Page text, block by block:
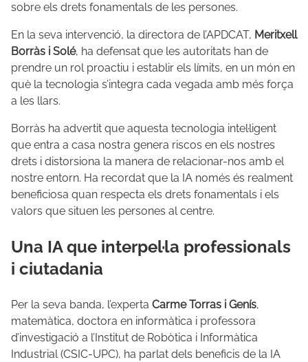
sobre els drets fonamentals de les persones.
En la seva intervenció, la directora de l’APDCAT, Meritxell
Borràs i Solé, ha defensat que les autoritats han de
prendre un rol proactiu i establir els límits, en un món en
què la tecnologia s’integra cada vegada amb més força
a les llars.
Borràs ha advertit que aquesta tecnologia intel·ligent
que entra a casa nostra genera riscos en els nostres
drets i distorsiona la manera de relacionar-nos amb el
nostre entorn. Ha recordat que la IA només és realment
beneficiosa quan respecta els drets fonamentals i els
valors que situen les persones al centre.
Una IA que interpel·la professionals
i ciutadania
Per la seva banda, l’experta Carme Torras i Genís,
matemàtica, doctora en informàtica i professora
d’investigació a l’Institut de Robòtica i Informàtica
Industrial (CSIC-UPC), ha parlat dels beneficis de la IA